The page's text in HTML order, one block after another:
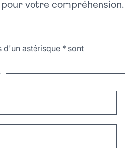
votre compréhension.
d'un astérisque * sont